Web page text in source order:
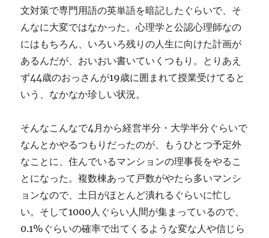
文対策で専門用語の英単語を暗記したぐらいで、そ
んなに大変ではなかった。心理学と公認心理師なの
にはもちろん、いろいろ残りの人生に向けた計画が
あるんだが、おいおい書いていくつもり。とりあえ
ず44歳のおっさんが19歳に囲まれて授業受けてると
いう、なかなか珍しい状況。
そんなこんなで4月から経営半分・大学半分ぐらいで
なんとかやるつもりだったのが、もうひとつ予定外
なことに、住んでいるマンションの理事長をやるこ
とになった。複数棟あって戸数がやたら多いマンシ
ョンなので、土日がほとんど潰れるぐらいに忙し
い。そして1000人ぐらい人間が集まっているので、
0.1%ぐらいの確率で出てくるような変な人や信じら